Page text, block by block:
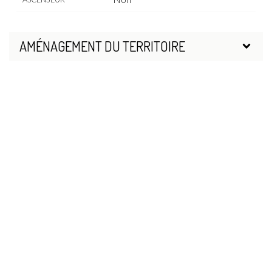
AMÉNAGEMENT DU TERRITOIRE